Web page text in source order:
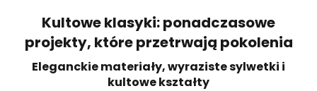
Kultowe klasyki: ponadczasowe
projekty, które przetrwają pokolenia
Eleganckie materiały, wyraziste sylwetki i
kultowe kształty